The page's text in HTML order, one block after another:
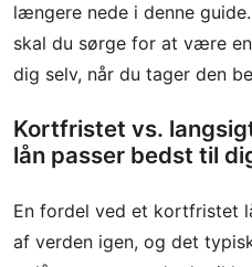
længere nede i denne
skal du sørge for at være
dig selv, når du tager den
Kortfristet vs.
lån passer bedst til
En fordel ved et kortfristet
af verden igen, og det